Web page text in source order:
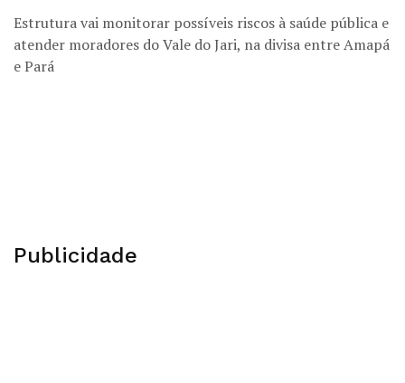
Estrutura vai monitorar possíveis riscos à saúde pública e
atender moradores do Vale do Jari, na divisa entre Amapá
e Pará
Publicidade